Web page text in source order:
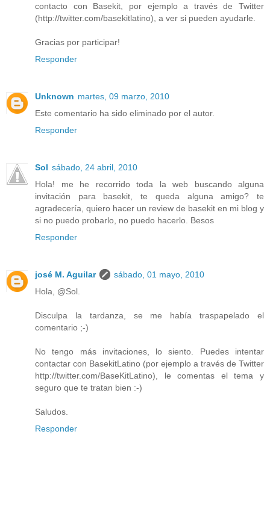
contacto con Basekit, por ejemplo a través de Twitter
(http://twitter.com/basekitlatino), a ver si pueden ayudarle.
Gracias por participar!
Responder
Unknown martes, 09 marzo, 2010
Este comentario ha sido eliminado por el autor.
Responder
Sol sábado, 24 abril, 2010
Hola! me he recorrido toda la web buscando alguna
invitación para basekit, te queda alguna amigo? te
agradecería, quiero hacer un review de basekit en mi blog y
si no puedo probarlo, no puedo hacerlo. Besos
Responder
josé M. Aguilar
sábado, 01 mayo, 2010
Hola, @Sol.
Disculpa la tardanza, se me había traspapelado el
comentario ;-)
No tengo más invitaciones, lo siento. Puedes intentar
contactar con BasekitLatino (por ejemplo a través de Twitter
http://twitter.com/BaseKitLatino), le comentas el tema y
seguro que te tratan bien :-)
Saludos.
Responder